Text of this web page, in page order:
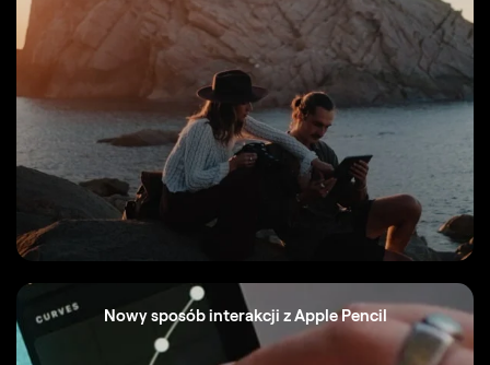
Nowy sposób interakcji z Apple Pencil